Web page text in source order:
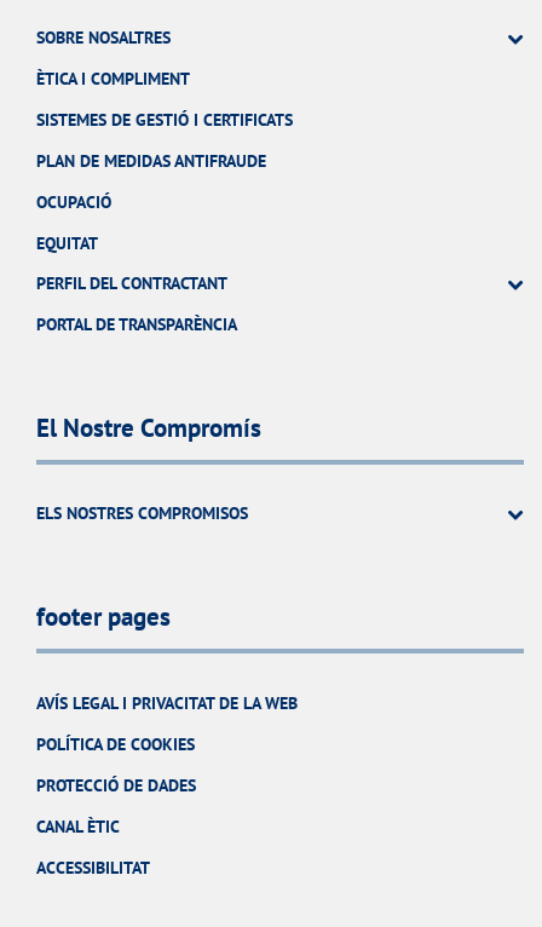
SOBRE NOSALTRES
ÈTICA I COMPLIMENT
SISTEMES DE GESTIÓ I CERTIFICATS
PLAN DE MEDIDAS ANTIFRAUDE
OCUPACIÓ
EQUITAT
PERFIL DEL CONTRACTANT
PORTAL DE TRANSPARÈNCIA
El Nostre Compromís
ELS NOSTRES COMPROMISOS
footer pages
AVÍS LEGAL I PRIVACITAT DE LA WEB
POLÍTICA DE COOKIES
PROTECCIÓ DE DADES
CANAL ÈTIC
ACCESSIBILITAT